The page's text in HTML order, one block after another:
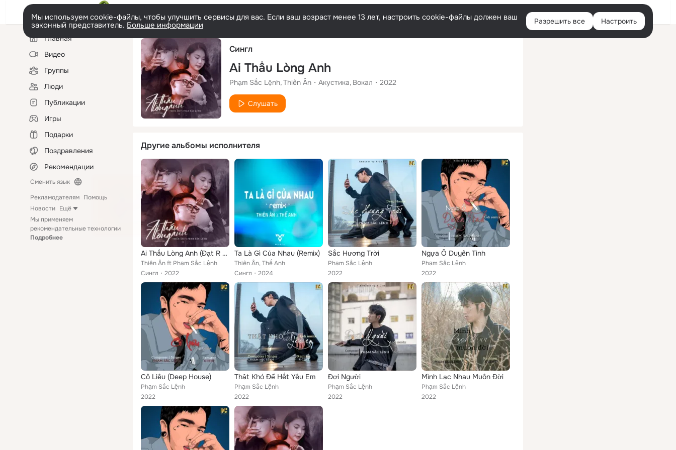
Русский Войти
Мы используем cookie-файлы, чтобы улучшить сервисы для вас. Если ваш возраст менее 13 лет, настроить cookie-файлы должен ваш
законный представитель. Больше информации Разрешить все Настроить
Левая
колонкаГлавная
Видео
Группы
Люди
Публикации
Игры
Подарки
Поздравления
Рекомендации
Сменить язык
Рекламодателям Помощь
Новости Ещё
Мы применяем
рекомендательные технологии
Подробнее
Сингл
Ai Thấu Lòng Anh
Phạm Sắc Lệnh Thiên Ân Акустика Вокал 2022
Слушать
Другие альбомы исполнителя
Ai Thấu Lòng Anh (Đạt R Remix)
Thiên Ân ft Phạm Sắc Lệnh
Сингл
2022
Ta Là Gì Của Nhau (Remix)
Thiên Ân, Thế Anh
Сингл
2024
Sắc Hương Trời
Phạm Sắc Lệnh
2022
Ngựa Ô Duyên Tình
Phạm Sắc Lệnh
2022
Cô Liêu (Deep House)
Phạm Sắc Lệnh
2022
Thật Khó Để Hết Yêu Em
Phạm Sắc Lệnh
2022
Đợi Người
Phạm Sắc Lệnh
2022
Mình Lạc Nhau Muôn Đời
Phạm Sắc Lệnh
2022